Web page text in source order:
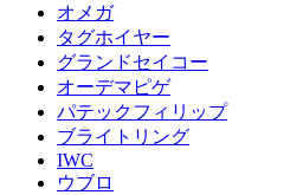
オメガ
タグホイヤー
グランドセイコー
オーデマピゲ
パテックフィリップ
ブライトリング
IWC
ウブロ